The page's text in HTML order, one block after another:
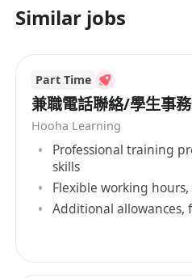
地购置、厂房建设、设备
化建议和解决方案，提升
理客户国际贸易中的物流
资金流动和税务成本；提
化通关流程，降低成本。
融资方案协助： 根据企业
业融资、供应链融资等方
项目统筹管理： 协助高级
Similar jobs
Part Time
兼職電話聯絡/學生事
Hooha Learning
Professional training
skills
Flexible working
Additional allowances,